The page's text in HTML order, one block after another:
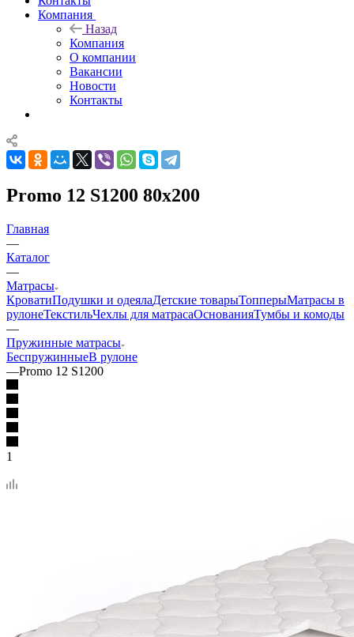
Компания
Назад
Компания
О компании
Вакансии
Новости
Контакты
Promo 12 S1200 80x200
Главная
—
Каталог
—
Матрасы
КроватиПодушки и одеялаДетские товарыТопперыМатрасы в
рулонеТекстильЧехлы для матрасаОснованияТумбы и комоды
—
Пружинные матрасы
БеспружинныеВ рулоне
—Promo 12 S1200
1